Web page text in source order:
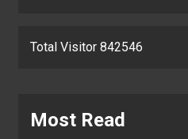
Total Visitor 842546
Most Read